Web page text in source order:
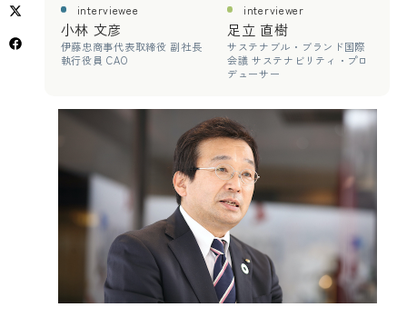
interviewee
小林 文彦
伊藤忠商事代表取締役 副社長
執行役員 CAO
interviewer
足立 直樹
サステナブル・ブランド国際
会議 サステナビリティ・プロ
デューサー